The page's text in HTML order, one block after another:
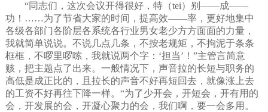
“同志们，这次会议开得很好，特（tei）别——成——
功！……为了节省大家的时间，提高效——率，更好地集中
各级各部门各阶层各系统各行业男女老少方方面面的力量，
我就简单说说。不说几点几条，不按老规矩，不拘泥于条条
框框，不啰里啰嗦，我就说两个字：‘担当’！”主管言简意
赅，把主题点了出来。一般情况下，声音拉的长短与职务的
高低是成正比的，且拉长的声音不好再短回去，就像涨上去
的工资不好再往下降一样。“为了少开会，开短会，开有用的
会，开发展的会，开凝心聚力的会，我们啊，要一会多用。